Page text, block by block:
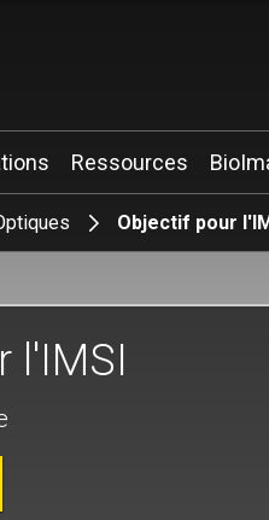
Search keyword(s)
Ressources
Objectif pour
l'IMSI